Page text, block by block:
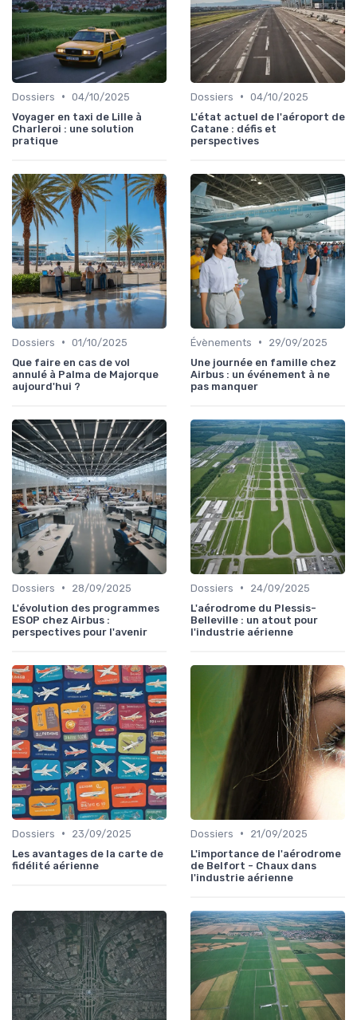
Dossiers • 04/10/2025
Voyager en taxi de Lille à
Charleroi : une solution
pratique
Dossiers • 04/10/2025
L'état actuel de l'aéroport de
Catane : défis et
perspectives
Dossiers • 01/10/2025
Que faire en cas de vol
annulé à Palma de Majorque
aujourd'hui ?
Évènements •
29/09/2025
Une journée en famille chez
Airbus : un événement à ne
pas manquer
Dossiers •
28/09/2025
L'évolution des programmes
ESOP chez Airbus :
perspectives pour l'avenir
Dossiers •
24/09/2025
L'aérodrome du Plessis-
Belleville : un atout pour
l'industrie aérienne
Dossiers •
23/09/2025
Les avantages de la carte de
fidélité aérienne
Dossiers •
21/09/2025
L'importance de l'aérodrome
de Belfort - Chaux dans
l'industrie aérienne